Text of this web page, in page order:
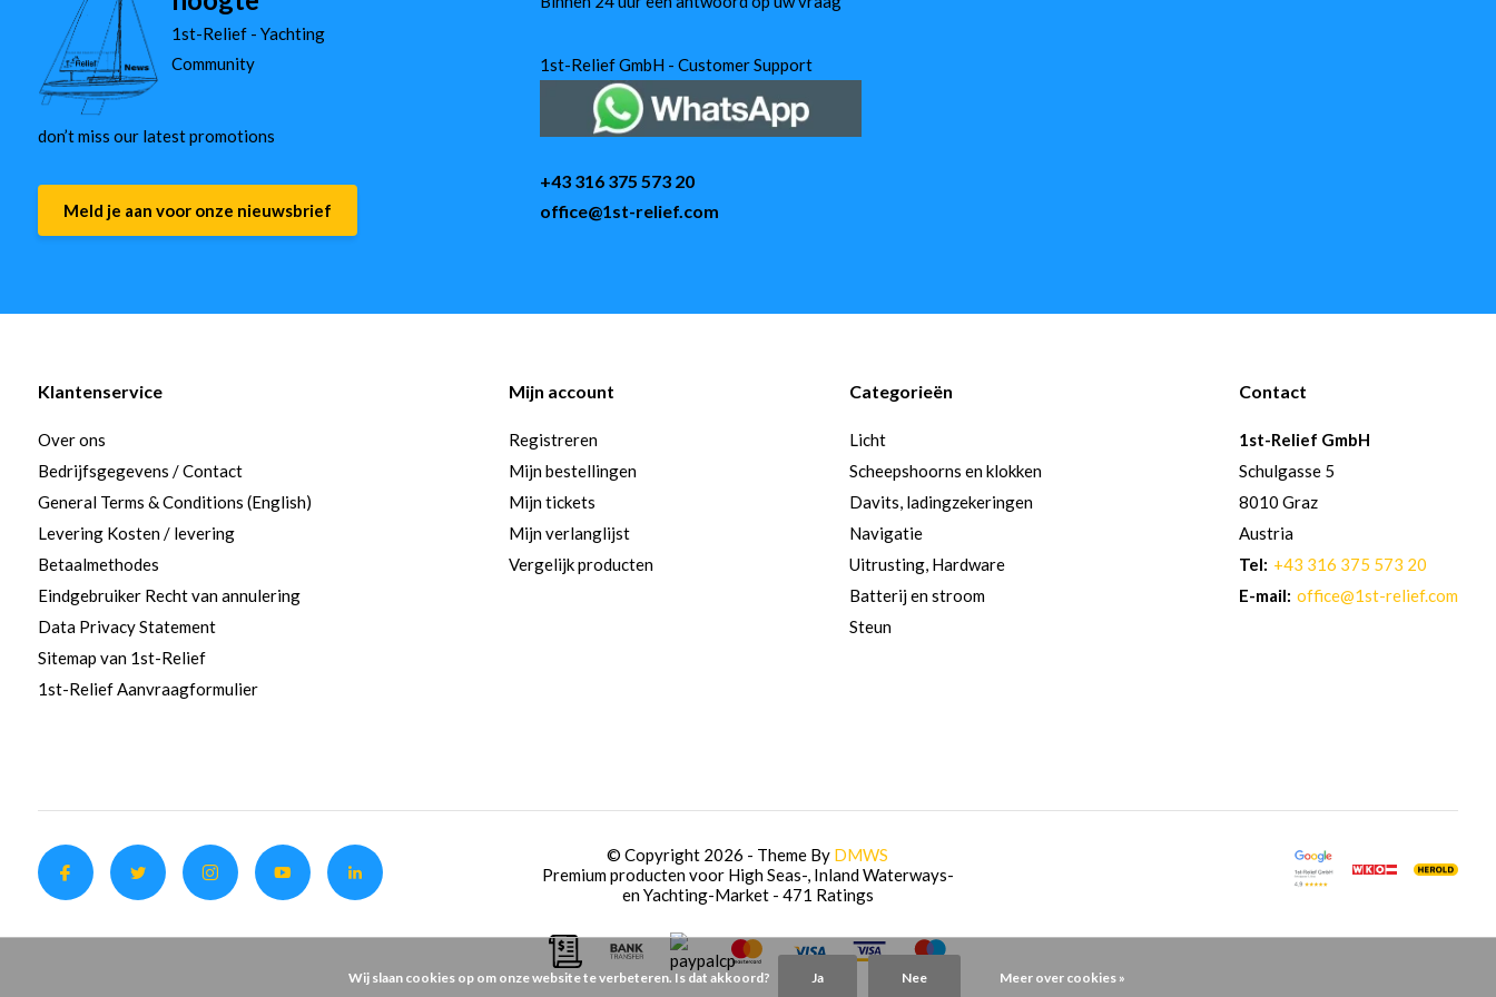
1st-Relief - Yachting
Community
don’t miss our latest promotions
Meld je aan voor onze nieuwsbrief
1st-Relief GmbH - Customer Support
+43 316 375 573 20
office@1st-relief.com
Klantenservice
Over ons
Bedrijfsgegevens / Contact
General Terms & Conditions (English)
Levering Kosten / levering
Betaalmethodes
Eindgebruiker Recht van annulering
Data Privacy Statement
Sitemap van 1st-Relief
1st-Relief Aanvraagformulier
Mijn account
Registreren
Mijn bestellingen
Mijn tickets
Mijn verlanglijst
Vergelijk producten
Categorieën
Licht
Scheepshoorns en klokken
Davits, ladingzekeringen
Navigatie
Uitrusting, Hardware
Batterij en stroom
Steun
Contact
1st-Relief GmbH
Schulgasse 5
8010 Graz
Austria
Tel: +43 316 375 573 20
E-mail: office@1st-relief.com
© Copyright 2026 - Theme By DMWS
Premium producten voor High Seas-, Inland Waterways-
en Yachting-Market - 471 Ratings
Wij slaan cookies op om onze website te verbeteren. Is dat akkoord? Ja Nee Meer over cookies »